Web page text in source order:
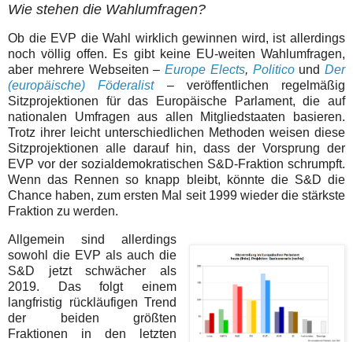
Wie stehen die Wahlumfragen?
Ob die EVP die Wahl wirklich gewinnen wird, ist allerdings
noch völlig offen. Es gibt keine EU-weiten Wahlumfragen,
aber mehrere Webseiten – Europe Elects, Politico und Der
(europäische) Föderalist
– veröffentlichen regelmäßig
Sitzprojektionen für das Europäische Parlament, die auf
nationalen Umfragen aus allen Mitgliedstaaten basieren.
Trotz ihrer leicht unterschiedlichen Methoden weisen diese
Sitzprojektionen alle darauf hin, dass der Vorsprung der
EVP vor der sozialdemokratischen S&D-Fraktion schrumpft.
Wenn das Rennen so knapp bleibt, könnte die S&D die
Chance haben, zum ersten Mal seit 1999 wieder die stärkste
Fraktion zu werden.
Allgemein sind allerdings
sowohl die EVP als auch die
S&D jetzt schwächer als
2019. Das folgt einem
langfristig rückläufigen Trend
der beiden größten
Fraktionen in den letzten